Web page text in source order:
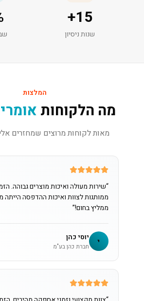
15
+
שנות ניסיון
המלצות
מה הלקוחות
מאות לקוחות מרוצים שמחזרים
“שירות מעולה ואיכות מוצרים גבוהה.
ממותגות לצוות ואיכות ההדפסה
ממליץ בחום!”
י יוסי כהן
חברת כהן בע"מ